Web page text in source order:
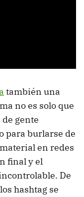
también una
no es solo que
gente
para burlarse de
en redes
final y el
De
hashtag se